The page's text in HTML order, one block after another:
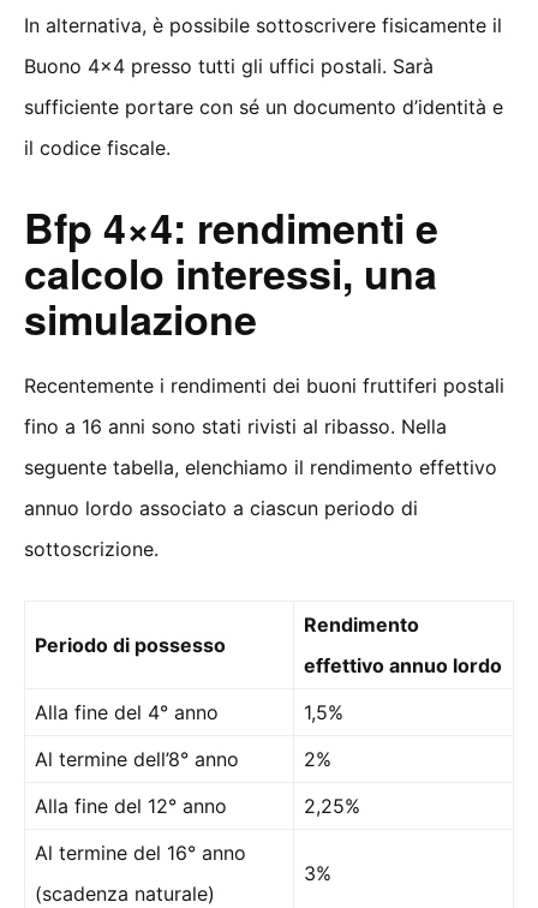
In alternativa, è possibile sottoscrivere fisicamente il
Buono 4×4 presso tutti gli uffici postali. Sarà
sufficiente portare con sé un documento d’identità e
il codice fiscale.
Bfp 4×4: rendimenti e
calcolo interessi, una
simulazione
Recentemente i rendimenti dei buoni fruttiferi postali
fino a 16 anni sono stati rivisti al ribasso. Nella
seguente tabella, elenchiamo il rendimento effettivo
annuo lordo associato a ciascun periodo di
sottoscrizione.
Periodo di possesso
Rendimento
effettivo annuo lordo
Alla fine del 4° anno
1,5%
Al termine dell’8° anno
2%
Alla fine del 12° anno
2,25%
Al termine del 16° anno
(scadenza naturale)
3%